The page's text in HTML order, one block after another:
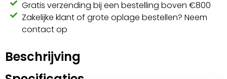
Gratis verzending bij een bestelling boven €800
Zakelijke klant of grote oplage bestellen? Neem
contact op
Beschrijving